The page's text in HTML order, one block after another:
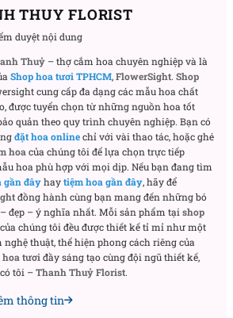
vang xen vài điểm bạc đặt theo
giúp mẫu không bị nặng
sậm rải thành cụm nhỏ ở mặt
rustic, kết nối với bề mặt hộp gỗ
chìa khóa thị giác của Shia: xanh
của châu – nâu mộc của gỗ.
nổi bật khi đặt trong không gian
sâu khi đặt ở góc tường tối.
tạo bởi một vài nhánh tùng
giúp tổng thể thanh thoát, chụp
từ cả chính diện lẫn góc 3/4.
& bảo quản
: chiều ngang rộng rãi, tán tùng phủ
THUY FLORIST
duyệt nội dung
Thuỷ – thợ cắm hoa chuyên nghiệp và là
Shop hoa tươi TPHCM,FlowerSight. Shop
cung cấp đa dạng các mẫu hoa chất
được tuyển chọn từ những nguồn hoa tốt
quản theo quy trình chuyên nghiệp. Bạn có
đặt hoa onlinechỉ với vài thao tác, hoặc ghé
hoacủa chúng tôi để lựa chọn trực tiếp
hoa phù hợp với mọi dịp. Nếu bạn đang tìm
gần đâyhaytiệm hoa gần đây, hãy để
đồng hành cùng bạn mang đến những bó
đẹp – ý nghĩa nhất. Mỗi sản phẩm tạishop
của chúng tôi đều được thiết kế tỉ mỉ như một
nghệ thuật, thể hiện phong cách riêng của
hoa tươiđầy sáng tạo cùng đội ngũ thiết kế,
tôi –Thanh Thuỷ Florist.
thông tin